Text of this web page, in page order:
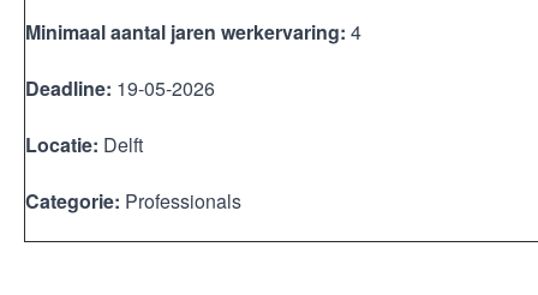
Minimaal aantal jaren werkervaring: 4
Deadline: 19-05-2026
Locatie: Delft
Categorie: Professionals